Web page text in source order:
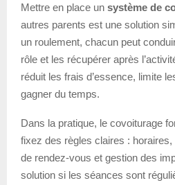
Mettre en place un système de
autres parents est une solution
un roulement, chacun peut
rôle et les récupérer après
réduit les frais d’essence, limite
gagner du temps.
Dans la pratique, le covoiturage
fixez des règles claires :
de rendez-vous et gestion des
solution si les séances sont